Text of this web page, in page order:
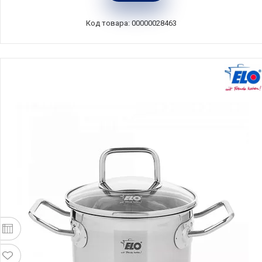
оранжевый, BEKA, Бельгия, 15121244
Код товара: 00000028463